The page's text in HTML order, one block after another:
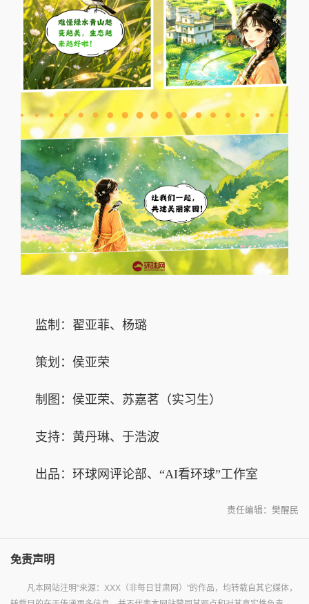
监制：翟亚菲、杨璐
策划：侯亚荣
制图：侯亚荣、苏嘉茗（实习生）
支持：黄丹琳、于浩波
出品：环球网评论部、“AI看环球”工作室
责任编辑：樊醒民
免责声明
凡本网站注明"来源：XXX（非每日甘肃网）"的作品，均转载自其它媒体，